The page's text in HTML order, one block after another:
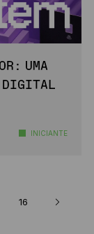
UMA
DIGITAL
INICIANTE
16